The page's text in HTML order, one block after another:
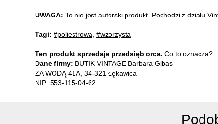
UWAGA: To nie jest autorski produkt. Pochodzi z działu
Tagi: #poliestrowa #wzorzysta
Ten produkt sprzedaje przedsiębiorca. Co to oznacza?
Dane firmy: BUTIK VINTAGE Barbara Gibas
ZA WODĄ 41A, 34-321 Łękawica
NIP: 553-115-04-62